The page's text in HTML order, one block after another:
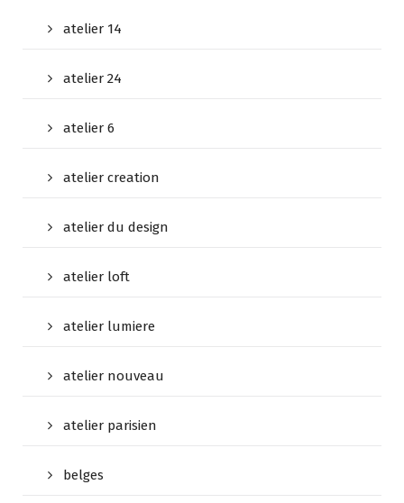
atelier 14
atelier 24
atelier 6
atelier creation
atelier du design
atelier loft
atelier lumiere
atelier nouveau
atelier parisien
belges